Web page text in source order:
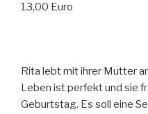
13,00 Euro
Rita lebt mit ihrer Mutter
Leben ist perfekt und sie
Geburtstag. Es soll eine